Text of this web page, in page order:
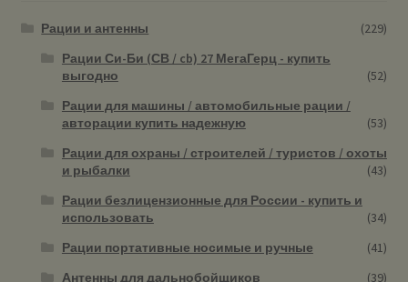
Рации и антенны
(229)
Рации Си-Би (СВ / cb) 27 МегаГерц - купить
выгодно
(52)
Рации для машины / автомобильные рации /
авторации купить надежную
(53)
Рации для охраны / строителей / туристов / охоты
и рыбалки
(43)
Рации безлицензионные для России - купить и
использовать
(34)
Рации портативные носимые и ручные
(41)
Антенны для дальнобойщиков
(39)